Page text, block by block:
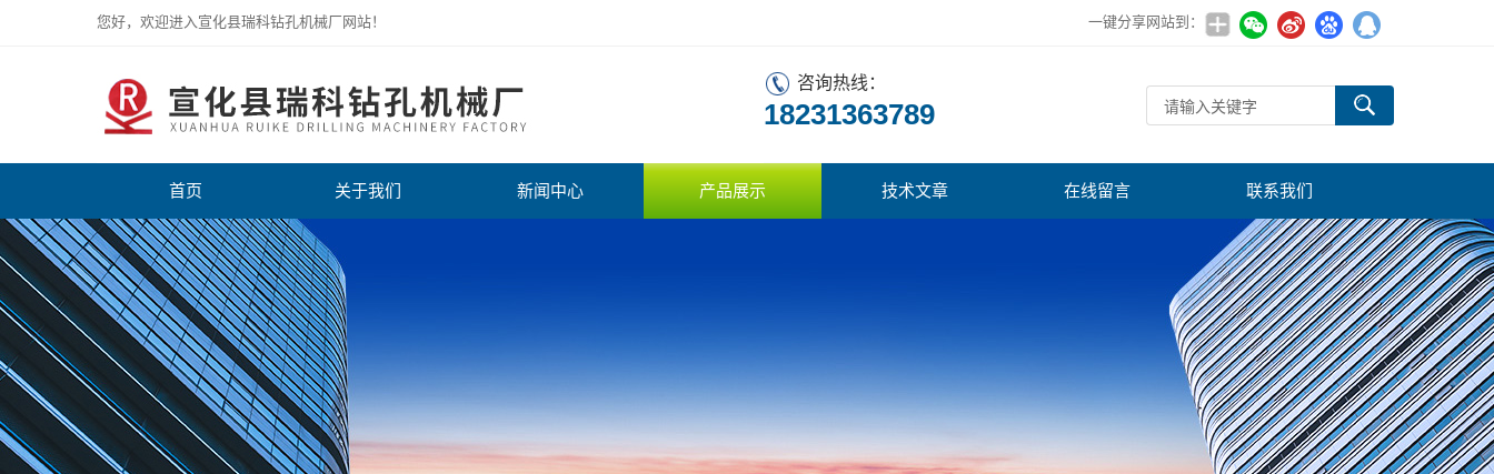
您好，欢迎进入宣化县瑞科钻孔机械厂网站！ 一键分享网站到：
咨询热线：
18231363789
首页 关于我们 新闻中心 产品展示 技术文章 在线留言 联系我们